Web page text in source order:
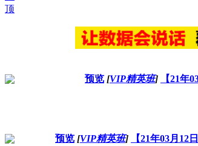
预览 [VIP精英班] 【21年
预览 [VIP精英班] 【21年03月